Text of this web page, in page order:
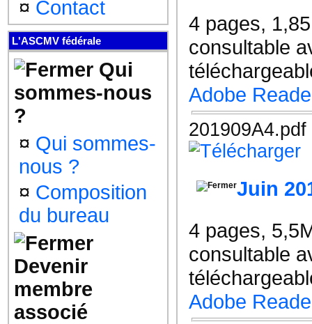
¤ Contact
L'ASCMV fédérale
Qui
sommes-nous
?
¤ Qui sommes-
nous ?
¤ Composition
du bureau
Devenir
membre
associé
4 pages,
consultable
Adobe
201909A4.pdf
Juin
4 pages,
consultable
Adobe